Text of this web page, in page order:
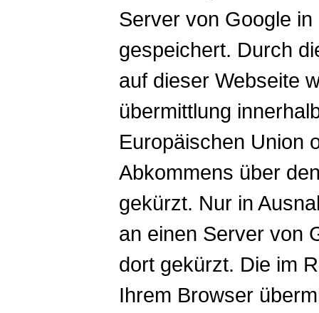
Server von Google
gespeichert. Durch
auf dieser Webseite
übermittlung
Europäischen Union
Abkommens über
gekürzt. Nur in
an einen Server von
dort gekürzt. Die im
Ihrem Browser